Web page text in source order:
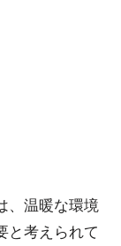
、温暖な環境
と考えられて